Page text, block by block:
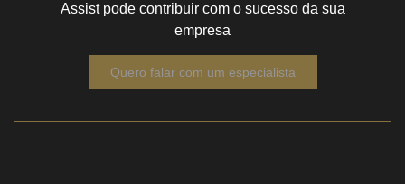
Assist pode contribuir com o sucesso da sua
empresa
Quero falar com um especialista